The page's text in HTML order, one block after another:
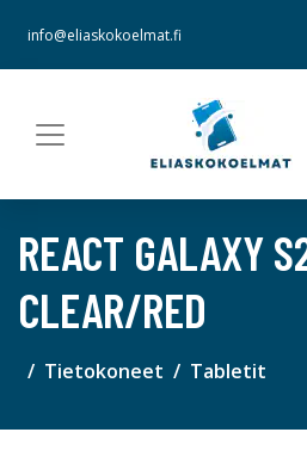
info@eliaskokoelmat.fi
REACT GALAXY
CLEAR/RED
Tietokoneet Tabletit